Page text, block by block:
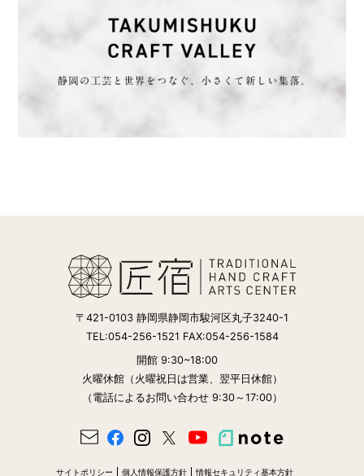
〒421-0103 静岡県静岡市駿河区丸子3240-1
TEL:054-256-1521 FAX:054-256-1584
開館 9:30~18:00
火曜休館（火曜祝日は営業、翌平日休館）
（電話によるお問い合わせ 9:30～17:00）
サイトポリシー 個人情報保護方針 情報セキュリティ基本方針